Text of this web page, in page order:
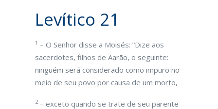
Levítico 21
1 – O Senhor disse a Moisés: “Dize aos
sacerdotes, filhos de Aarão, o seguinte:
ninguém será considerado como impuro no
meio de seu povo por causa de um morto,
2– exceto quando se trate de seu parente